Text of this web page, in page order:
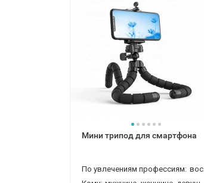
Мини трипод для смартфона
По увлечениям профессиям: воспитателю